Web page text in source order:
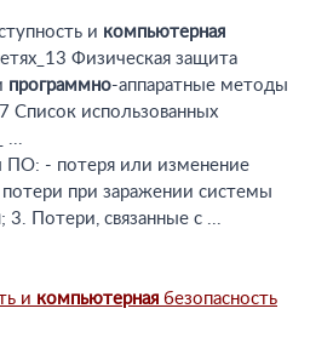
и компьютерная
Физическая защита
программно-аппаратные методы
Список использованных
...
ПО: - потеря или изменение
при заражении системы
; 3. Потери, связанные с ...
и компьютерная безопасность